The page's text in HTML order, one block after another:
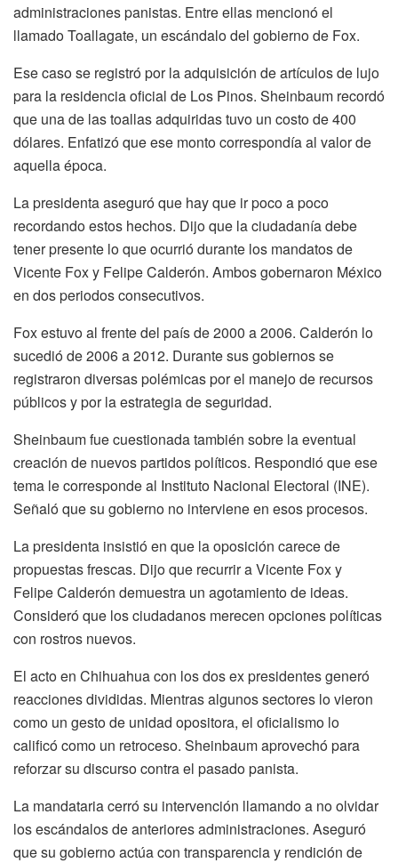
administraciones panistas. Entre ellas mencionó el
llamado Toallagate, un escándalo del gobierno de Fox.
Ese caso se registró por la adquisición de artículos de lujo
para la residencia oficial de Los Pinos. Sheinbaum recordó
que una de las toallas adquiridas tuvo un costo de 400
dólares. Enfatizó que ese monto correspondía al valor de
aquella época.
La presidenta aseguró que hay que ir poco a poco
recordando estos hechos. Dijo que la ciudadanía debe
tener presente lo que ocurrió durante los mandatos de
Vicente Fox y Felipe Calderón. Ambos gobernaron México
en dos periodos consecutivos.
Fox estuvo al frente del país de 2000 a 2006. Calderón lo
sucedió de 2006 a 2012. Durante sus gobiernos se
registraron diversas polémicas por el manejo de recursos
públicos y por la estrategia de seguridad.
Sheinbaum fue cuestionada también sobre la eventual
creación de nuevos partidos políticos. Respondió que ese
tema le corresponde al Instituto Nacional Electoral (INE).
Señaló que su gobierno no interviene en esos procesos.
La presidenta insistió en que la oposición carece de
propuestas frescas. Dijo que recurrir a Vicente Fox y
Felipe Calderón demuestra un agotamiento de ideas.
Consideró que los ciudadanos merecen opciones políticas
con rostros nuevos.
El acto en Chihuahua con los dos ex presidentes generó
reacciones divididas. Mientras algunos sectores lo vieron
como un gesto de unidad opositora, el oficialismo lo
calificó como un retroceso. Sheinbaum aprovechó para
reforzar su discurso contra el pasado panista.
La mandataria cerró su intervención llamando a no olvidar
los escándalos de anteriores administraciones. Aseguró
que su gobierno actúa con transparencia y rendición de